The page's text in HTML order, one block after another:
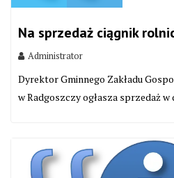
Na sprzedaż ciągnik
Administrator
Dyrektor Gminnego Zakładu
w Radgoszczy ogłasza sprzedaż w